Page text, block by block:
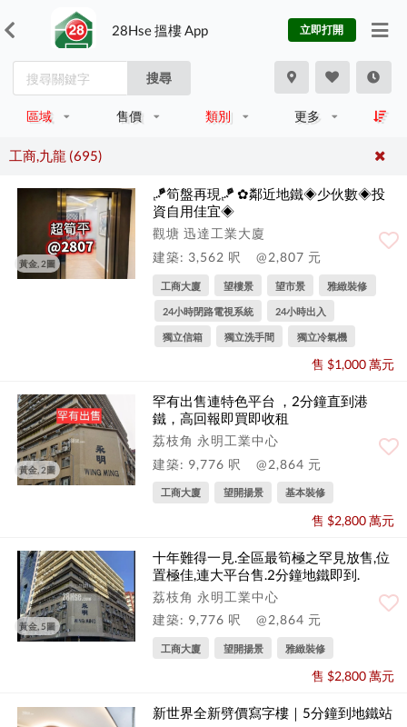
28Hse 搵樓 App 立即打開
搜尋
區域 售價 類別 更多
工商,九龍 (695)
黃金, 2圖
🪁筍盤再現🪁 ✿鄰近地鐵◈少伙數◈投
資自用佳宜◈
觀塘 迅達工業大廈
建築: 3,562 呎
@2,807 元
工商大廈 望樓景 望市景 雅緻裝修
24小時閉路電視系統 24小時出入
獨立信箱 獨立洗手間 獨立冷氣機
售 $1,000 萬元
黃金, 2圖
罕有出售連特色平台 ，2分鐘直到港
鐵，高回報即買即收租
荔枝角 永明工業中心
建築: 9,776 呎
@2,864 元
工商大廈 望開揚景 基本裝修
售 $2,800 萬元
黃金, 5圖
十年難得一見.全區最筍極之罕見放售,位
置極佳,連大平台售.2分鐘地鐵即到.
荔枝角 永明工業中心
建築: 9,776 呎
@2,864 元
工商大廈 望開揚景 雅緻裝修
售 $2,800 萬元
新世界全新劈價寫字樓｜5分鐘到地鐵站